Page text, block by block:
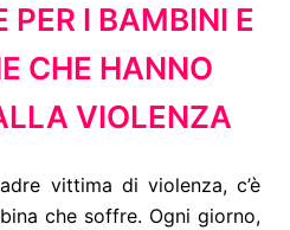
PER I BAMBINI E
CHE HANNO
VIOLENZA
vittima di violenza, c’è
che soffre. Ogni giorno,